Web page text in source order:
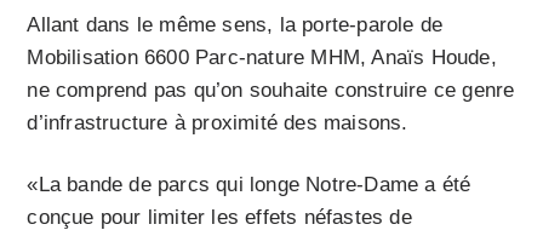
Allant dans le même sens, la porte-parole de
Mobilisation 6600 Parc-nature MHM, Anaïs Houde,
ne comprend pas qu’on souhaite construire ce genre
d’infrastructure à proximité des maisons.
«La bande de parcs qui longe Notre-Dame a été
conçue pour limiter les effets néfastes de